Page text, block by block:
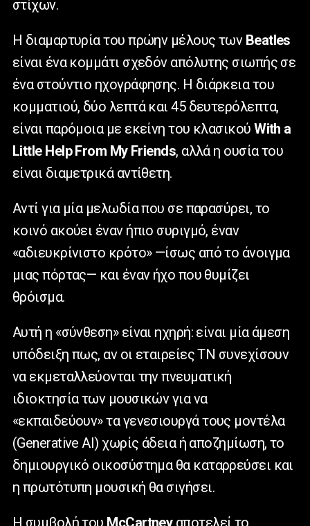
στίχων.
Η διαμαρτυρία του πρώην μέλους των Beatles
είναι ένα κομμάτι σχεδόν απόλυτης σιωπής σε
ένα στούντιο ηχογράφησης. Η διάρκεια του
κομματιού, δύο λεπτά και 45 δευτερόλεπτα,
είναι παρόμοια με εκείνη του κλασικούWith a
Little Help From My Friends, αλλά η ουσία του
είναι διαμετρικά αντίθετη.
Αντί για μία μελωδία που σε παρασύρει, το
κοινό ακούει έναν ήπιο συριγμό, έναν
«αδιευκρίνιστο κρότο» —ίσως από το άνοιγμα
μιας πόρτας— και έναν ήχο που θυμίζει
θρόισμα.
Αυτή η «σύνθεση» είναι ηχηρή: είναι μία άμεση
υπόδειξη πως, αν οι εταιρείες ΤΝ συνεχίσουν
να εκμεταλλεύονται την πνευματική
ιδιοκτησία των μουσικών για να
«εκπαιδεύουν» τα γενεσιουργά τους μοντέλα
(Generative AI) χωρίς άδεια ή αποζημίωση, το
δημιουργικό οικοσύστημα θα καταρρεύσει και
η πρωτότυπη μουσική θα σιγήσει.
Η συμβολή του McCartney αποτελεί το